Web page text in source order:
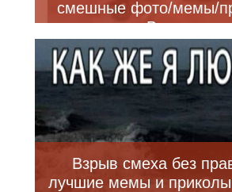
смешные фото/мемы/
Bugaga
Взрыв смеха без
лучшие мемы и